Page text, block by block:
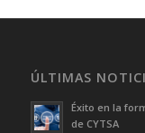
ÚLTIMAS
Éxito en la
de CYTSA